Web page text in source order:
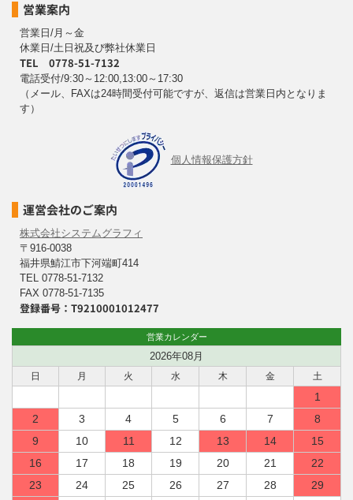
営業案内
営業日/月～金
休業日/土日祝及び弊社休業日
TEL 0778-51-7132
電話受付/9:30～12:00,13:00～17:30
（メール、FAXは24時間受付可能ですが、返信は営業日内となりま
す）
個人情報保護方針
運営会社のご案内
株式会社システムグラフィ
〒916-0038
福井県鯖江市下河端町414
TEL 0778-51-7132
FAX 0778-51-7135
登録番号：T9210001012477
営業カレンダー
2026年08月
日 月 火 水 木 金 土
1
2
3 4 5 6 7
8
9
10 11 12 13 14
15
16
17 18 19 20 21
22
23
24 25 26 27 28
29